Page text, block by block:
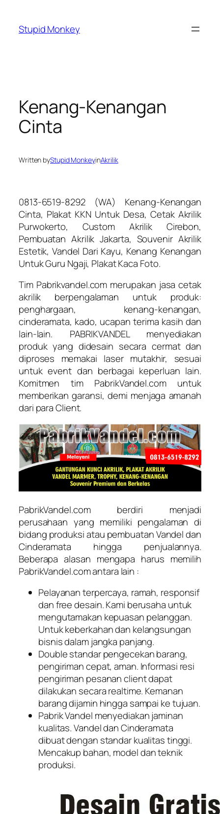
content
Stupid Monkey
Kenang-Kenangan
Cinta
Written byStupid MonkeyinAkrilik
0813-6519-8292 (WA) Kenang-Kenangan
Cinta, Plakat KKN Untuk Desa, Cetak Akrilik
Purwokerto, Custom Akrilik Cirebon,
Pembuatan Akrilik Jakarta, Souvenir Akrilik
Estetik, Vandel Dari Kayu, Kenang Kenangan
Untuk Guru Ngaji, Plakat Kaca Foto.
Tim Pabrikvandel.com merupakan jasa cetak
akrilik berpengalaman untuk produk:
penghargaan, kenang-kenangan,
cinderamata, kado, ucapan terima kasih dan
lain-lain. PABRIKVANDEL menyediakan
produk yang didesain secara cermat dan
diproses memakai laser mutakhir, sesuai
untuk event dan berbagai keperluan lain.
Komitmen tim PabrikVandel.com untuk
memberikan garansi, demi menjaga amanah
dari para Client.
PabrikVandel.com berdiri menjadi
perusahaan yang memiliki pengalaman di
bidang produksi atau pembuatan Vandel dan
Cinderamata hingga penjualannya.
Beberapa alasan mengapa harus memilih
PabrikVandel.com antara lain :
Pelayanan terpercaya, ramah, responsif
dan free desain. Kami berusaha untuk
mengutamakan kepuasan pelanggan.
Untuk keberkahan dan kelangsungan
bisnis dalam jangka panjang.
Double standar pengecekan barang,
pengiriman cepat, aman. Informasi resi
pengiriman pesanan client dapat
dilakukan secara realtime. Kemanan
barang dijamin hingga sampai ke tujuan.
Pabrik Vandel menyediakan jaminan
kualitas. Vandel dan Cinderamata
dibuat dengan standar kualitas tinggi.
Mencakup bahan, model dan teknik
produksi.